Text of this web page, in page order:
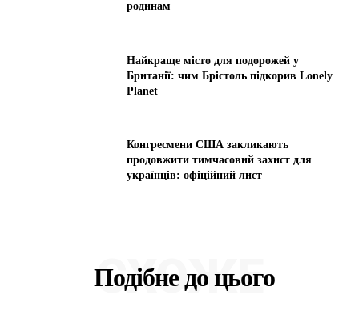
родинам
Найкраще місто для подорожей у
Британії: чим Брістоль підкорив Lonely
Planet
Конгресмени США закликають
продовжити тимчасовий захист для
українців: офіційний лист
Подібне до цього
СХОЖЕ